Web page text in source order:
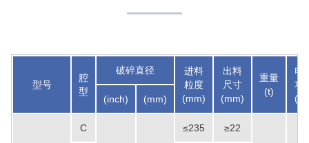
型号
腔
型
破碎直径
进料
粒度
(mm)
出料
尺寸
(mm)
重量
(t)
电
功
(inch) (mm)
C ≤235 ≥22